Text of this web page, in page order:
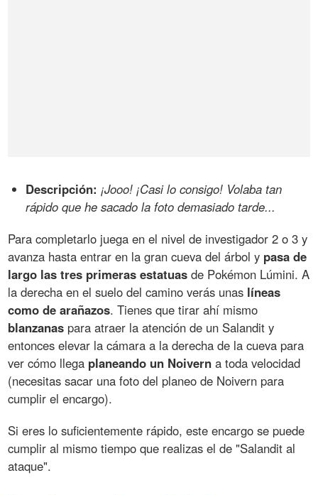
Descripción: ¡Jooo! ¡Casi lo consigo! Volaba tan
rápido que he sacado la foto demasiado tarde...
Para completarlo juega en el nivel de investigador 2 o 3 y
avanza hasta entrar en la gran cueva del árbol y pasa de
largo las tres primeras estatuas de Pokémon Lúmini. A
la derecha en el suelo del camino verás unas líneas
como de arañazos. Tienes que tirar ahí mismo
blanzanas para atraer la atención de un Salandit y
entonces elevar la cámara a la derecha de la cueva para
ver cómo llega planeando un Noivern a toda velocidad
(necesitas sacar una foto del planeo de Noivern para
cumplir el encargo).
Si eres lo suficientemente rápido, este encargo se puede
cumplir al mismo tiempo que realizas el de "Salandit al
ataque".